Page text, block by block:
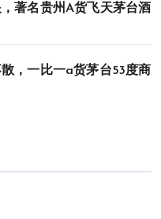
著名贵州A货飞天茅台酒
，一比一a货茅台53度商